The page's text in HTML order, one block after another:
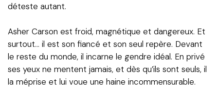
déteste autant.
Asher Carson est froid, magnétique et dangereux. Et
surtout… il est son fiancé et son seul repère. Devant
le reste du monde, il incarne le gendre idéal. En privé
ses yeux ne mentent jamais, et dès qu’ils sont seuls, il
la méprise et lui voue une haine incommensurable.